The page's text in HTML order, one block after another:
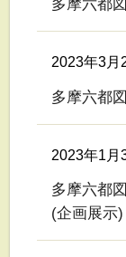
多摩六都
2023年3月
多摩六都
2023年1月
多摩六都
(企画展示)